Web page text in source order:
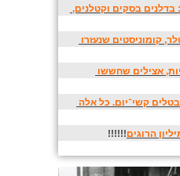
הרוגים!!!!!!